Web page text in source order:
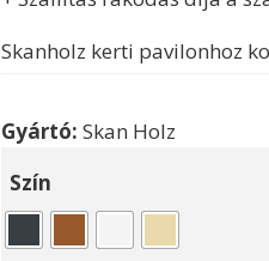
Skanholz kerti pavilonhoz
Gyártó:Skan Holz
Szín